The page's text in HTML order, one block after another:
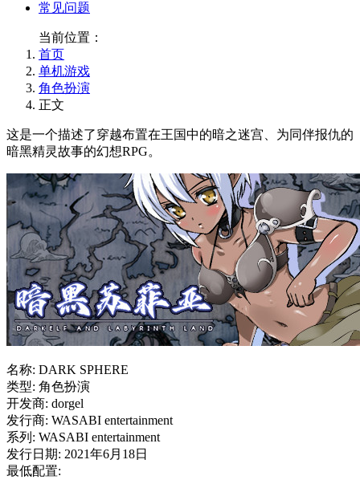
常见问题
当前位置：
首页
单机游戏
角色扮演
正文
这是一个描述了穿越布置在王国中的暗之迷宫、为同伴报仇的
暗黑精灵故事的幻想RPG。
名称: DARK SPHERE
类型: 角色扮演
开发商: dorgel
发行商: WASABI entertainment
系列: WASABI entertainment
发行日期: 2021年6月18日
最低配置: